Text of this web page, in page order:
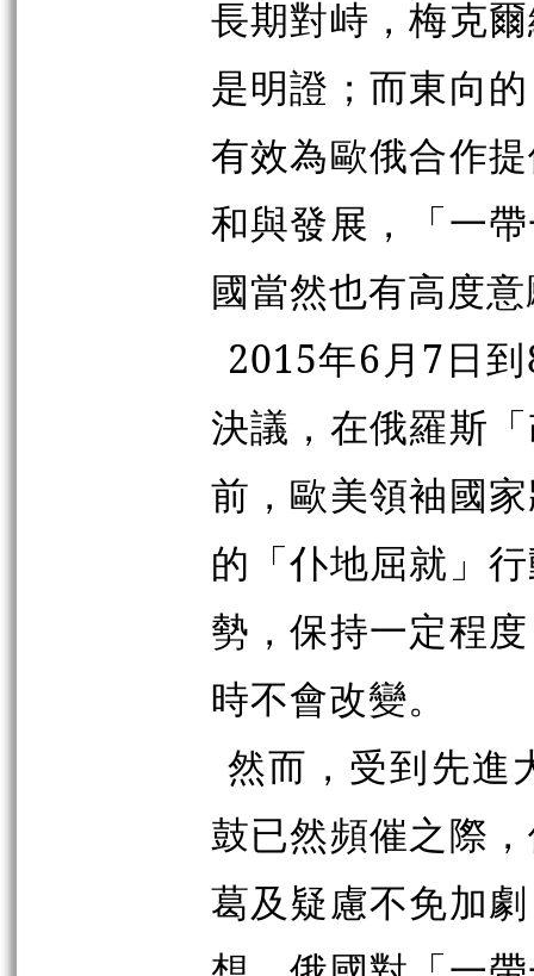
長期對峙，梅克
是明證；而東向
有效為歐俄合作
和與發展，「一
國當然也有高度
2015年6月7日
決議，在俄羅斯
前，歐美領袖國
的「仆地屈就」
勢，保持一定程
時不會改變。
然而，受到先進
鼓已然頻催之際
葛及疑慮不免加